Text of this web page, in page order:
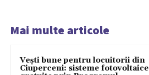
Mai multe articole
Vești bune pentru locuitorii din
Ciuperceni: sisteme fotovoltaice